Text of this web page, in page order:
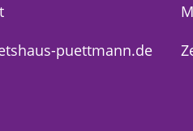
puettmann.de